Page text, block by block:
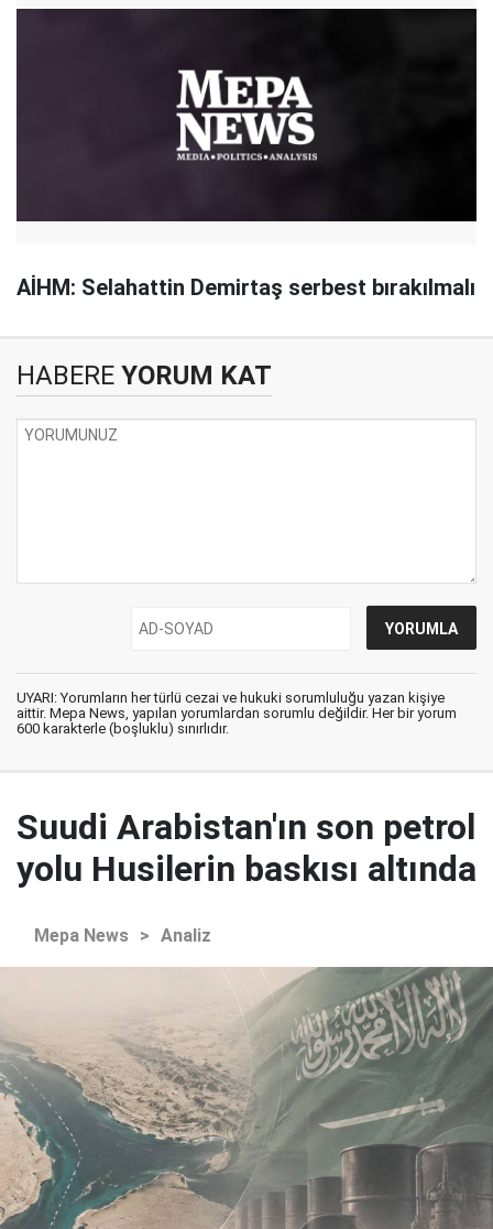
AİHM: Selahattin Demirtaş serbest bırakılmalı
HABERE YORUM KAT
UYARI: Yorumların her türlü cezai ve hukuki sorumluluğu yazan kişiye
aittir. Mepa News, yapılan yorumlardan sorumlu değildir. Her bir yorum
600 karakterle (boşluklu) sınırlıdır.
Suudi Arabistan'ın son petrol
yolu Husilerin baskısı altında
Mepa News > Analiz